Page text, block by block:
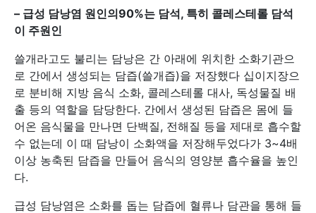
– 급성 담낭염 원인의90%는 담석, 특히 콜레스테롤 담석
이 주원인
쓸개라고도 불리는 담낭은 간 아래에 위치한 소화기관으
로 간에서 생성되는 담즙(쓸개즙)을 저장했다 십이지장으
로 분비해 지방 음식 소화, 콜레스테롤 대사, 독성물질 배
출 등의 역할을 담당한다. 간에서 생성된 담즙은 몸에 들
어온 음식물을 만나면 단백질, 전해질 등을 제대로 흡수할
수 없는데 이 때 담낭이 소화액을 저장해두었다가 3~4배
이상 농축된 담즙을 만들어 음식의 영양분 흡수율을 높인
다.
급성 담낭염은 소화를 돕는 담즙에 혈류나 담관을 통해 들